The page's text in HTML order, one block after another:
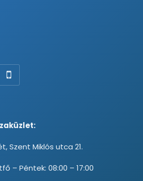
Szent Miklós utca 21.
– Péntek: 08:00 – 17:00